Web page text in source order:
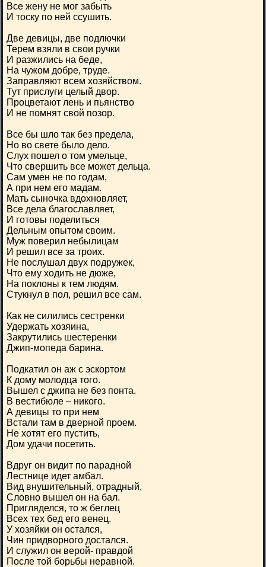
Все жену не мог забыть
И тоску по ней ссушить.
Две девицы, две подлючки
Терем взяли в свои ручки
И разжились на беде,
На чужом добре, труде.
Заправляют всем хозяйством.
Тут прислуги целый двор.
Процветают лень и пьянство
И не помнят свой позор.
Все бы шло так без предела,
Но во свете было дело.
Слух пошел о том умельце,
Что свершить все может дельца.
Сам умен не по годам,
А при нем его мадам.
Мать сыночка вдохновляет,
Все дела благославляет,
И готовы поделиться
Дельным опытом своим.
Муж поверил небылицам
И решил все за троих.
Не послушал двух подружек,
Что ему ходить не дюже,
На поклоны к тем людям.
Стукнул в пол, решил все сам.
Как не силились сестренки
Удержать хозяина,
Закрутились шестеренки
Джип-мопеда барина.
Подкатил он аж с эскортом
К дому молодца того.
Вышел с джипа не без понта.
В вестибюле – никого.
А девицы то при нем
Встали там в дверной проем.
Не хотят его пустить,
Дом удачи посетить.
Вдруг он видит по парадной
Лестнице идет амбал.
Вид внушительный, отрадный,
Словно вышел он на бал.
Пригляделся, то ж беглец
Всех тех бед его венец.
У хозяйки он остался,
Чин придворного достался.
И служил он верой- правдой
После той борьбы неравной.